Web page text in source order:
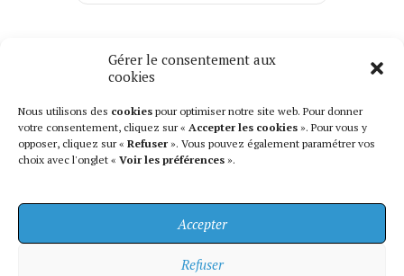
Gérer le consentement aux
cookies
Nous utilisons des cookies pour optimiser notre site web. Pour donner
votre consentement, cliquez sur « Accepter les cookies ». Pour vous y
opposer, cliquez sur « Refuser ». Vous pouvez également paramétrer vos
choix avec l'onglet « Voir les préférences ».
Accepter
Refuser